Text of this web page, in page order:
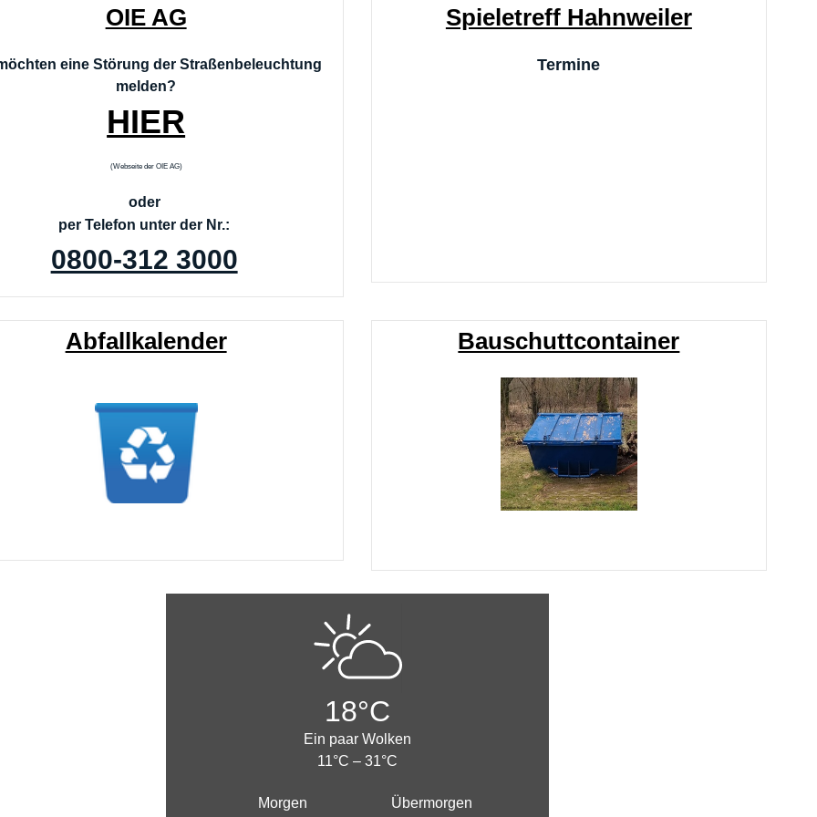
OIE AG
eine Störung der Straßenbeleuchtung
melden?
HIER
​(Webseite der OIE AG)​
oder
per Telefon unter der Nr.:
0800-312 3000
Spieletreff Hahnweiler
Termine
Abfallkalender Bauschuttcontainer
18°C
Ein paar Wolken
11°C – 31°C
Morgen Übermorgen